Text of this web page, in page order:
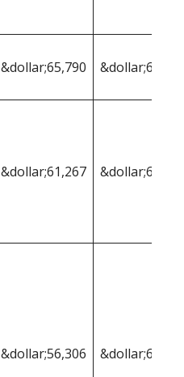
&dollar;65,790
&dollar;61,267
&dollar;56,306